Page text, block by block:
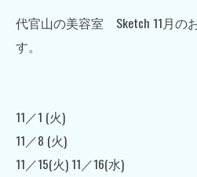
代官山の美容室 Sketch 11月の
す。
11／1 (火)
11／8 (火)
11／15(火) 11／16(水)